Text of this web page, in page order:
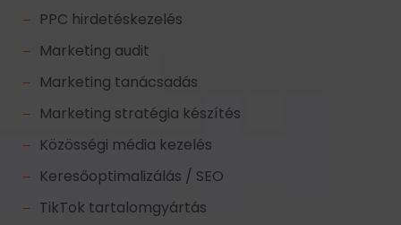
K PPC hirdetéskezelés
K Marketing audit
K Marketing tanácsadás
K Marketing stratégia készítés
K Közösségi média kezelés
K Keresőoptimalizálás / SEO
K TikTok tartalomgyártás